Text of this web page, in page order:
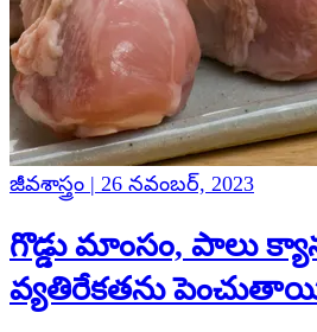
జీవశాస్త్రం | 26 నవంబర్, 2023
గొడ్డు మాంసం, పాలు
వ్యతిరేకతను